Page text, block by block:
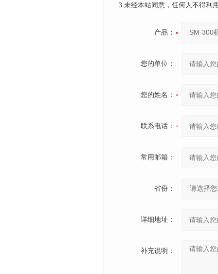
3.未经本站同意，任何人不得利
产品：
您的单位：
您的姓名：
联系电话：
常用邮箱：
省份：
详细地址：
补充说明：